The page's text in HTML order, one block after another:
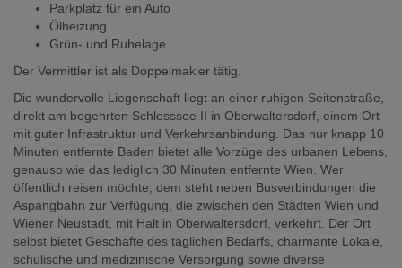
Parkplatz für ein Auto
Ölheizung
Grün- und Ruhelage
Der Vermittler ist als Doppelmakler tätig.
Die wundervolle Liegenschaft liegt an einer ruhigen Seitenstraße,
direkt am begehrten Schlosssee II in Oberwaltersdorf, einem Ort
mit guter Infrastruktur und Verkehrsanbindung. Das nur knapp 10
Minuten entfernte Baden bietet alle Vorzüge des urbanen Lebens,
genauso wie das lediglich 30 Minuten entfernte Wien. Wer
öffentlich reisen möchte, dem steht neben Busverbindungen die
Aspangbahn zur Verfügung, die zwischen den Städten Wien und
Wiener Neustadt, mit Halt in Oberwaltersdorf, verkehrt. Der Ort
selbst bietet Geschäfte des täglichen Bedarfs, charmante Lokale,
schulische und medizinische Versorgung sowie diverse